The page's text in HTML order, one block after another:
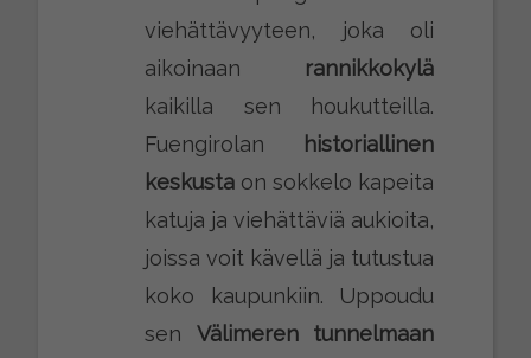
viehättävyyteen, joka oli
aikoinaan rannikkokylä
kaikilla sen houkutteilla.
Fuengirolan
historiallinen
keskustaon sokkelo kapeita
katuja ja viehättäviä aukioita,
joissa voit kävellä ja tutustua
koko kaupunkiin. Uppoudu
sen Välimeren tunnelmaan